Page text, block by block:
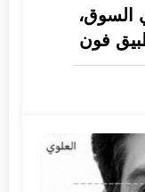
السوق،
فون